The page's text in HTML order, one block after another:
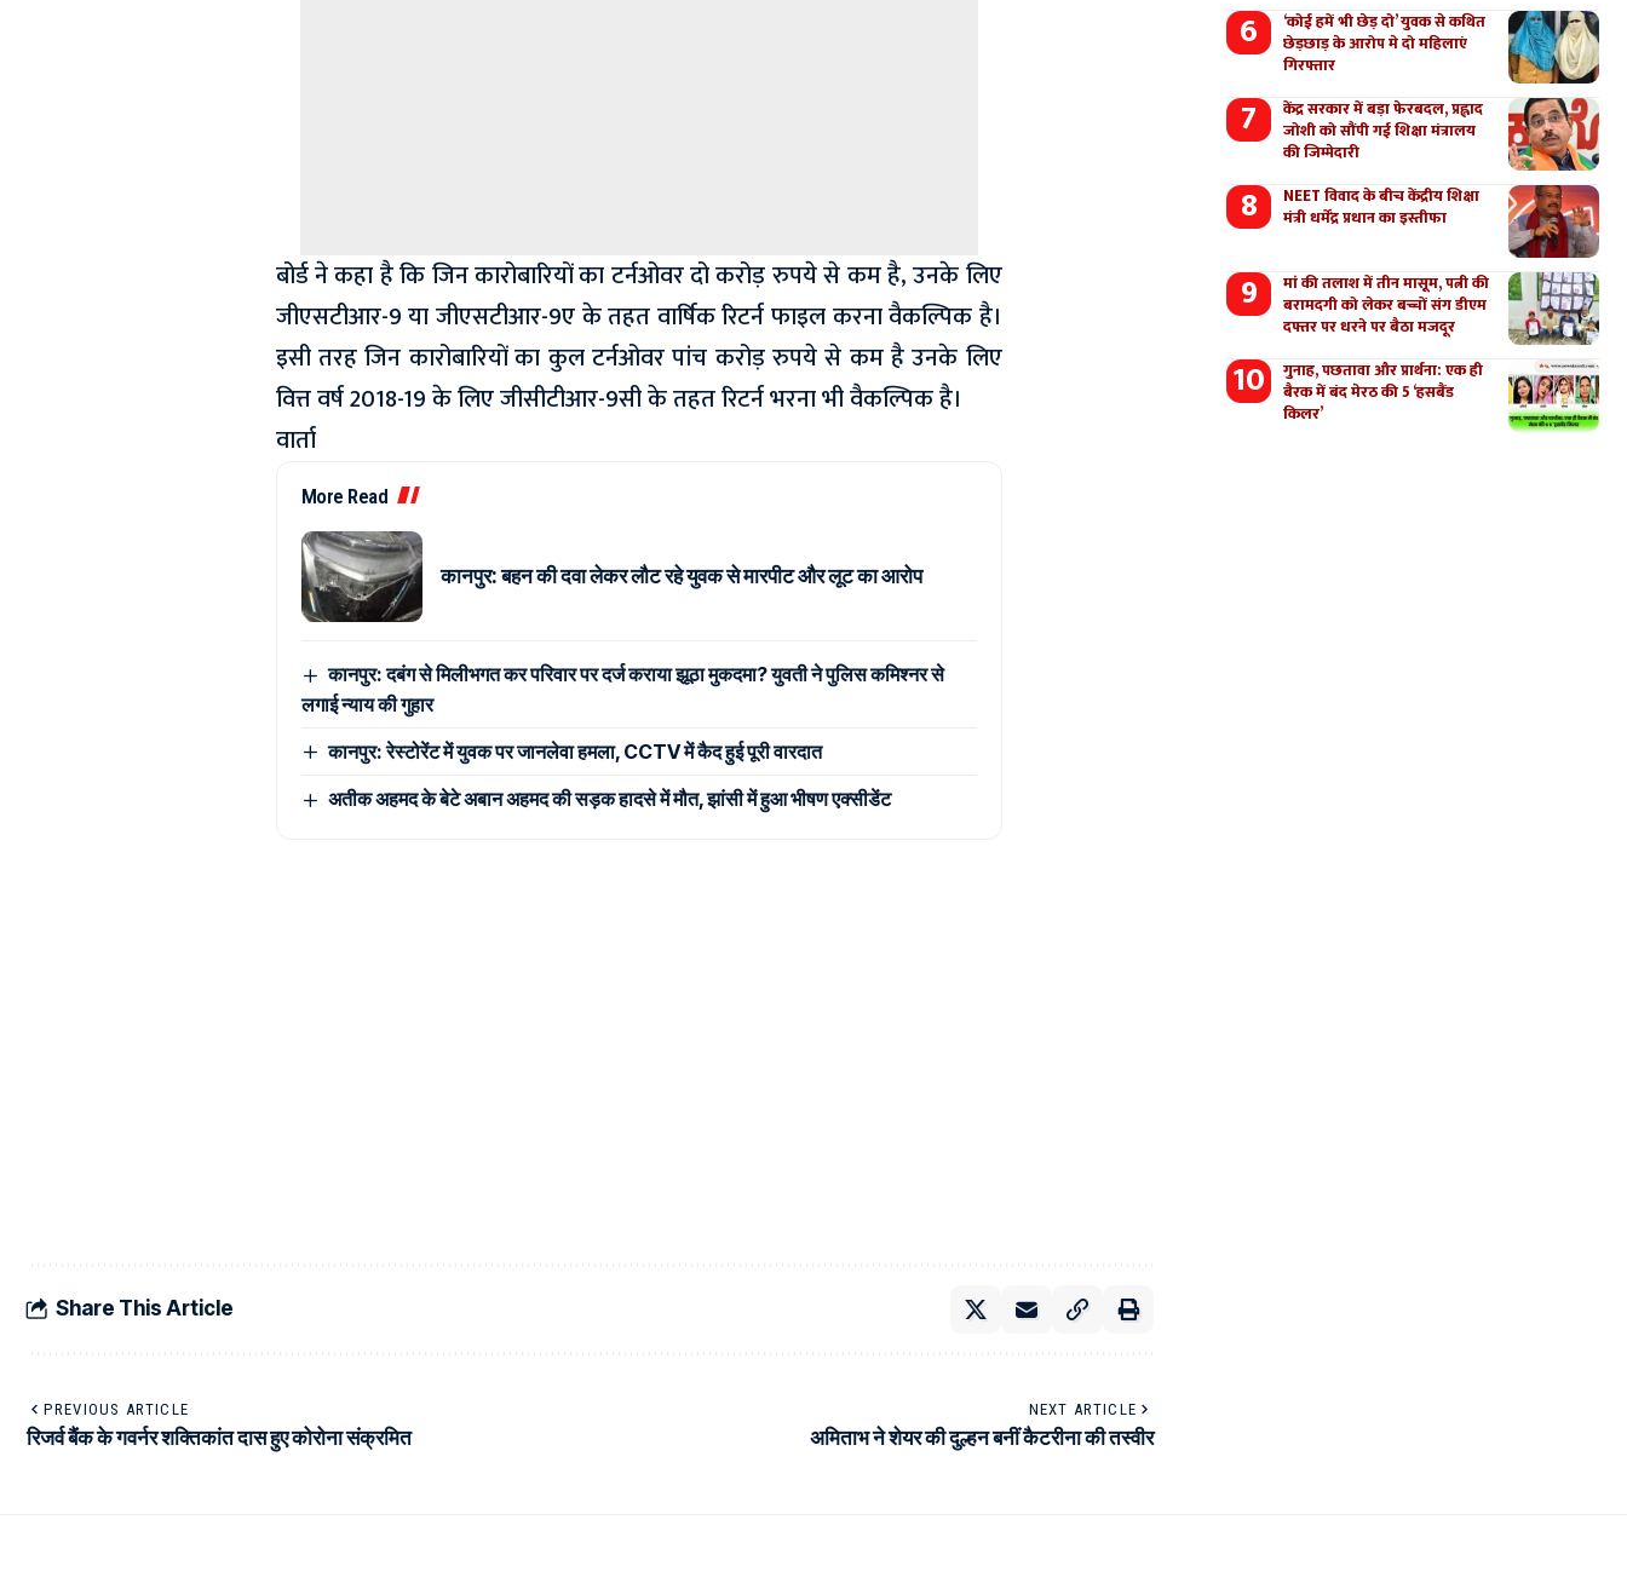
बोर्ड ने कहा है कि जिन कारोबारियों का टर्नओवर दो करोड़ रुपये से कम है, उनके लिए
जीएसटीआर-9 या जीएसटीआर-9ए के तहत वार्षिक रिटर्न फाइल करना वैकल्पिक है।
इसी तरह जिन कारोबारियों का कुल टर्नओवर पांच करोड़ रुपये से कम है उनके लिए
वित्त वर्ष 2018-19 के लिए जीसीटीआर-9सी के तहत रिटर्न भरना भी वैकल्पिक है।
वार्ता
More Read
कानपुर: बहन की दवा लेकर लौट रहे युवक से मारपीट और लूट का आरोप
कानपुर: दबंग से मिलीभगत कर परिवार पर दर्ज कराया झूठा मुकदमा? युवती ने पुलिस कमिश्नर से
लगाई न्याय की गुहार
कानपुर: रेस्टोरेंट में युवक पर जानलेवा हमला, CCTV में कैद हुई पूरी वारदात
अतीक अहमद के बेटे अबान अहमद की सड़क हादसे में मौत, झांसी में हुआ भीषण एक्सीडेंट
Share This Article
PREVIOUS ARTICLE
रिजर्व बैंक के गवर्नर शक्तिकांत दास हुए कोरोना संक्रमित
NEXT ARTICLE
अमिताभ ने शेयर की दुल्हन बनीं कैटरीना की तस्वीर
‘कोई हमें भी छेड़ दो’ युवक से कथित
छेड़छाड़ के आरोप मे दो महिलाएं
गिरफ्तार
केंद्र सरकार में बड़ा फेरबदल, प्रह्लाद
जोशी को सौंपी गई शिक्षा मंत्रालय
की जिम्मेदारी
NEET विवाद के बीच केंद्रीय शिक्षा
मंत्री धर्मेंद्र प्रधान का इस्तीफा
मां की तलाश में तीन मासूम, पत्नी की
बरामदगी को लेकर बच्चों संग डीएम
दफ्तर पर धरने पर बैठा मजदूर
गुनाह, पछतावा और प्रार्थना: एक ही
बैरक में बंद मेरठ की 5 ‘हसबैंड
किलर’